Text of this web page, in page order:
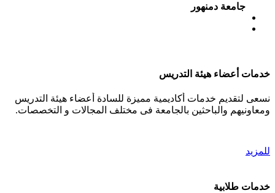
جامعة دمنهور
خدمات أعضاء هيئة التدريس
نسعى لتقديم خدمات أكاديمية مميزة للسادة أعضاء هيئة التدريس
ومعاونيهم والباحثين بالجامعة فى مختلف المجالات و التخصصات.
للمزيد
خدمات طلابية